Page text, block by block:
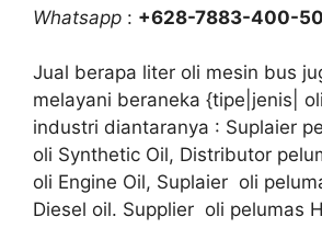
Whatsapp : +628-7883-400-
Jual berapa liter oli mesin bus
melayani beraneka {tipe|jenis|
industri diantaranya : Suplaier
oli Synthetic Oil, Distributor
oli Engine Oil, Suplaier oli
Diesel oil. Supplier oli pelumas